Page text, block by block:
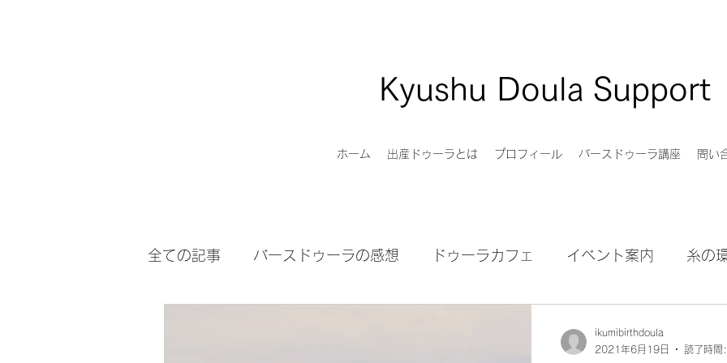
Kyushu Doula Support
ホーム 出産ドゥーラとは プロフィール バースドゥーラ講座 問い
全ての記事 バースドゥーラの感想 ドゥーラカフェ イベント案内 糸の
ikumibirthdoula
2021年6月19日
読了時間